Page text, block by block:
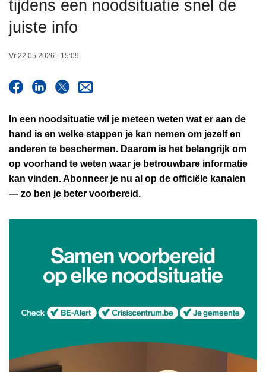
tijdens een noodsituatie snel de
juiste info
Vr 22.05.2026 - 15:09
In een noodsituatie wil je meteen weten wat er aan de
hand is en welke stappen je kan nemen om jezelf en
anderen te beschermen. Daarom is het belangrijk om
op voorhand te weten waar je betrouwbare informatie
kan vinden. Abonneer je nu al op de officiële kanalen
— zo ben je beter voorbereid.